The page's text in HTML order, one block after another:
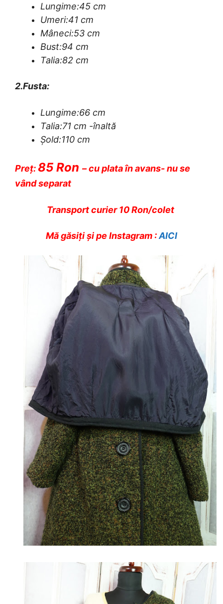
Lungime:45 cm
Umeri:41 cm
Mâneci:53 cm
Bust:94 cm
Talia:82 cm
2.Fusta:
Lungime:66 cm
Talia:71 cm -înaltă
Șold:110 cm
Preț:85 Ron – cu plata în avans- nu se
vând separat
Transport curier 10 Ron/colet
Mă găsiți și pe Instagram :AICI